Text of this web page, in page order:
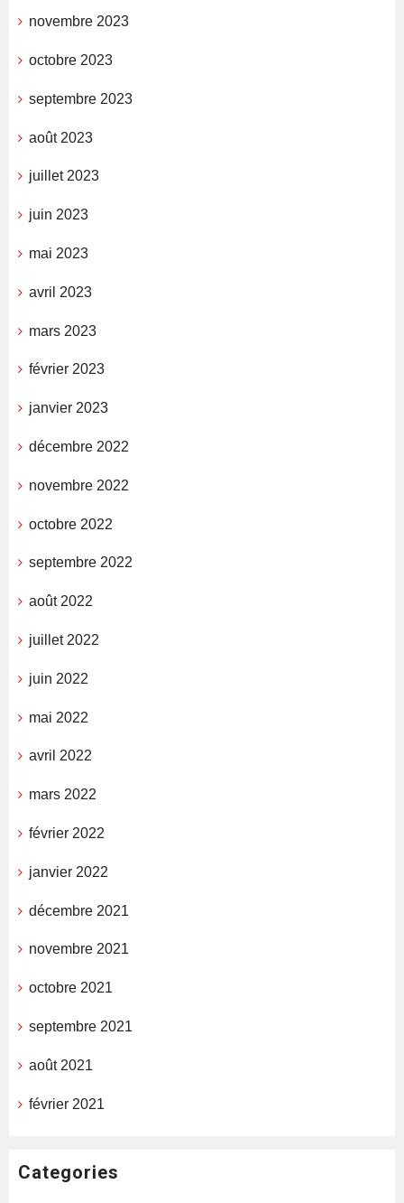
novembre 2023
octobre 2023
septembre 2023
août 2023
juillet 2023
juin 2023
mai 2023
avril 2023
mars 2023
février 2023
janvier 2023
décembre 2022
novembre 2022
octobre 2022
septembre 2022
août 2022
juillet 2022
juin 2022
mai 2022
avril 2022
mars 2022
février 2022
janvier 2022
décembre 2021
novembre 2021
octobre 2021
septembre 2021
août 2021
février 2021
Categories